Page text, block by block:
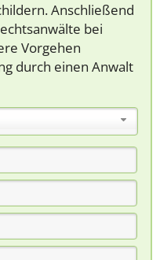
Anschließend
bei
Vorgehen
durch einen Anwalt